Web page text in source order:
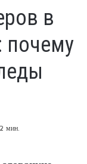
в
почему
мин.